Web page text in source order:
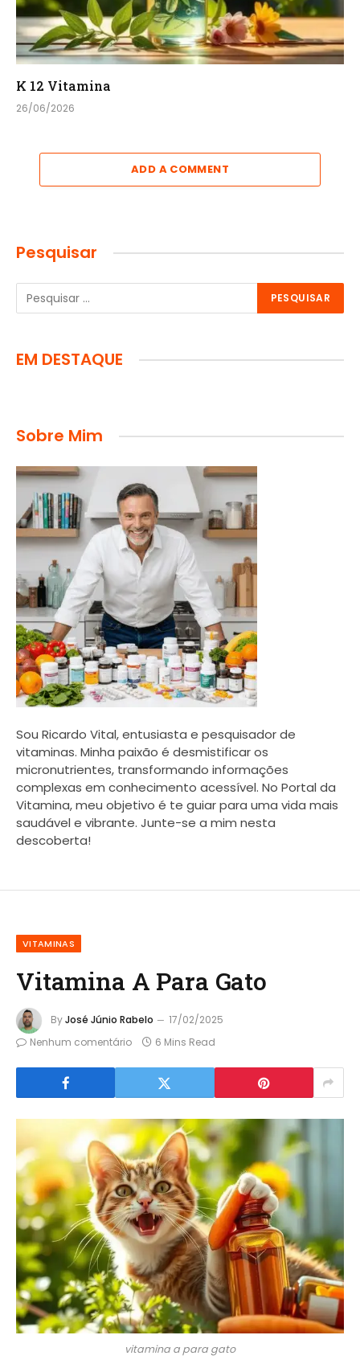
K 12 Vitamina
26/06/2026
ADD A COMMENT
Pesquisar
EM DESTAQUE
Sobre Mim
Sou Ricardo Vital, entusiasta e pesquisador de
vitaminas. Minha paixão é desmistificar os
micronutrientes, transformando informações
complexas em conhecimento acessível. No Portal da
Vitamina, meu objetivo é te guiar para uma vida mais
saudável e vibrante. Junte-se a mim nesta
descoberta!
VITAMINAS
Vitamina A Para Gato
ByJosé Júnio Rabelo
17/02/2025
Nenhum comentário
6 Mins Read
vitamina a para gato